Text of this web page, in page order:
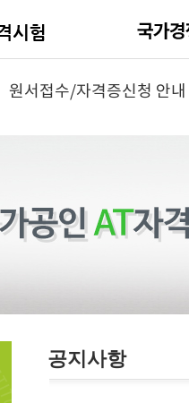
원서접수/자격증신청 안내
공지사항